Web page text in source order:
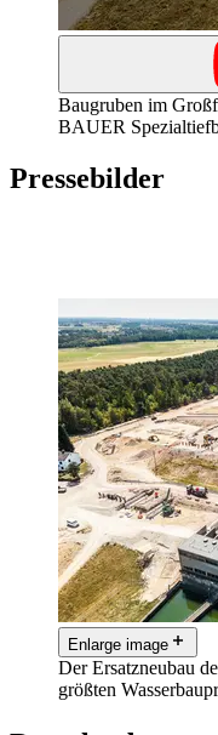
Baugruben im
BAUER
Pressebilder
Enlarge image
Der Ersatzneubau
größten